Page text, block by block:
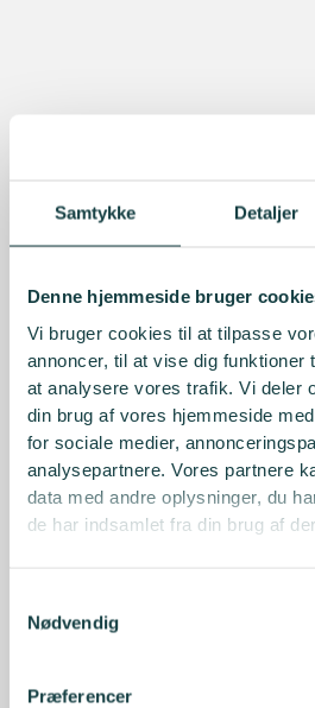
Samtykke Detaljer
Denne hjemmeside bruger
Vi bruger cookies til at tilpasse
annoncer, til at vise dig funktioner
at analysere vores trafik. Vi deler
din brug af vores hjemmeside
for sociale medier,
analysepartnere. Vores partnere
data med andre oplysninger, du
de har indsamlet fra din brug af
Nødvendig
Præferencer